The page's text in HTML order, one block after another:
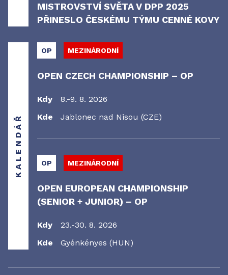
MISTROVSTVÍ SVĚTA V DPP 2025
PŘINESLO ČESKÉMU TÝMU CENNÉ KOVY
KALENDÁŘ
OP MEZINÁRODNÍ
OPEN CZECH CHAMPIONSHIP – OP
Kdy
8.-9. 8. 2026
Kde
Jablonec nad Nisou (CZE)
OP MEZINÁRODNÍ
OPEN EUROPEAN CHAMPIONSHIP
(SENIOR + JUNIOR) – OP
Kdy
23.-30. 8. 2026
Kde
Gyénkényes (HUN)